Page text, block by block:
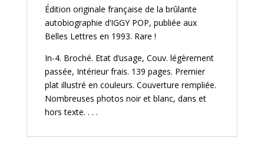
Belles
Lettres
Édition originale française de la brûlante
autobiographie d’IGGY POP, publiée aux
Belles Lettres en 1993. Rare !
In-4. Broché. Etat d’usage, Couv. légèrement
passée, Intérieur frais. 139 pages. Premier
plat illustré en couleurs. Couverture rempliée.
Nombreuses photos noir et blanc, dans et
hors texte. . . .